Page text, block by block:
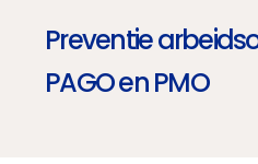
Preventie
PAGO en PMO